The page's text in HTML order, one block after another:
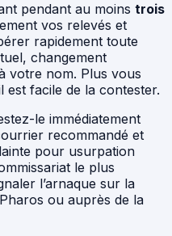
pendant au moins trois
vos relevés et
rapidement toute
changement
votre nom. Plus vous
facile de la contester.
le immédiatement
recommandé et
pour usurpation
le plus
l’arnaque sur la
ou auprès de la